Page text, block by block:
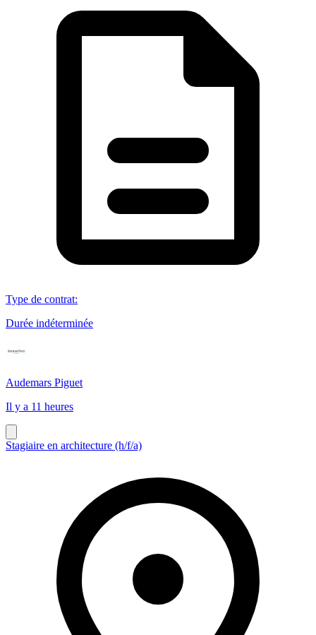
Type de contrat:
Durée indéterminée
Audemars Piguet
Il y a 11 heures
Stagiaire en architecture (h/f/a)